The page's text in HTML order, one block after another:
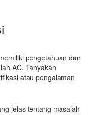
pengetahuan dan
AC. Tanyakan
atau pengalaman
jelas tentang masalah